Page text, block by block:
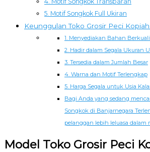
5. Motif Songkok Full Ukiran
Keunggulan Toko Grosir Peci
1. Menyediakan Bahan
2. Hadir dalam Segala Ukuran
3. Tersedia dalam Jumlah Besar
4. Warna dan Motif Terlengkap
5. Harga Segala untuk Usia
Bagi Anda yang sedang
Songkok di Banjarnegara
pelanggan lebih leluasa dalam
Model Toko Grosir Peci